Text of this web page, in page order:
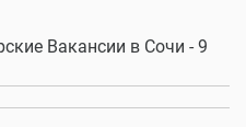
Вакансии в Сочи - 9